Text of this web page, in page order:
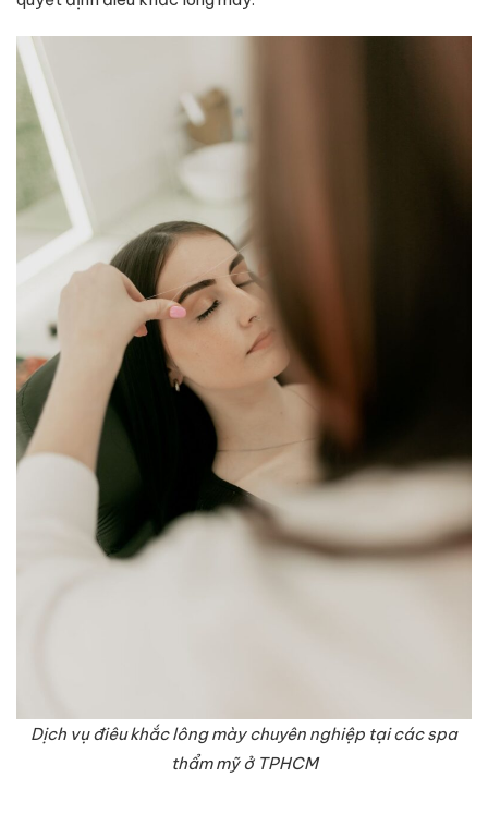
Dịch vụ điêu khắc lông mày chuyên nghiệp tại các spa
thẩm mỹ ở TPHCM